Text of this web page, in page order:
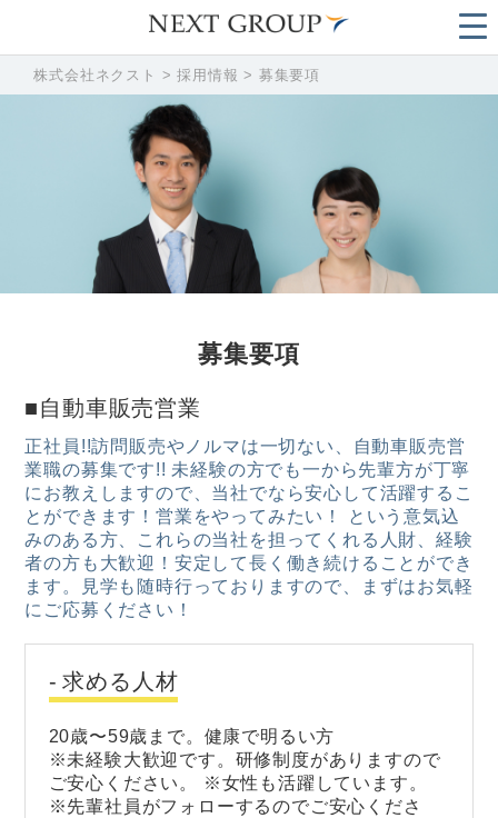
株式会社ネクスト >採用情報 > 募集要項
募集要項
■自動車販売営業
正社員!!訪問販売やノルマは一切ない、自動車販売営
業職の募集です!! 未経験の方でも一から先輩方が丁寧
にお教えしますので、当社でなら安心して活躍するこ
とができます！営業をやってみたい！ という意気込
みのある方、これらの当社を担ってくれる人財、経験
者の方も大歓迎！安定して長く働き続けることができ
ます。見学も随時行っておりますので、まずはお気軽
にご応募ください！
求める人材
20歳〜59歳まで。健康で明るい方
※未経験大歓迎です。研修制度がありますので
ご安心ください。 ※女性も活躍しています。
※先輩社員がフォローするのでご安心くださ